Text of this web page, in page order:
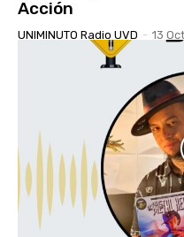
Acción
UNIMINUTO Radio UVD - 13